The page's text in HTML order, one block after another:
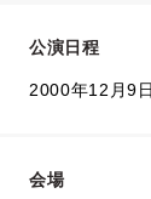
公演日程
2000年12月9
会場